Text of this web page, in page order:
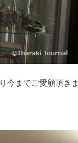
今までご愛顧頂きま